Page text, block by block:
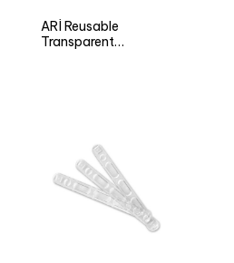
ARÌ Reusable
Transparent